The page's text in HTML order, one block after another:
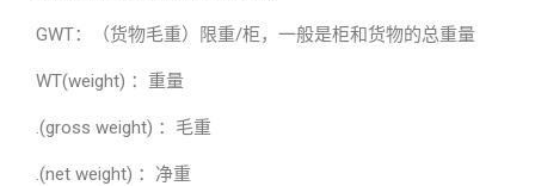
GWT：（货物毛重）限重/柜，一般是柜和货物的总重量
WT(weight) ：重量
.(gross weight) ：毛重
.(net weight) ：净重